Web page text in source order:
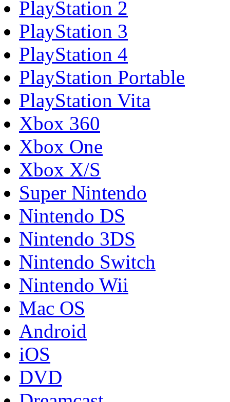
PlayStation 2
PlayStation 3
PlayStation 4
PlayStation Portable
PlayStation Vita
Xbox 360
Xbox One
Xbox X/S
Super Nintendo
Nintendo DS
Nintendo 3DS
Nintendo Switch
Nintendo Wii
Mac OS
Android
iOS
DVD